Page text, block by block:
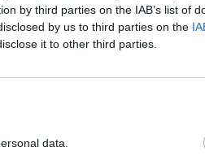
by third parties on the IAB’s list of
by us to third parties on the
it to other third parties.
data.
empresa i m’agrada fer
l’alegria amb la
tres dies van signar la
i penso en quines
aquells que